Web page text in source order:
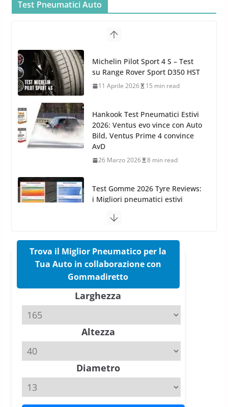
26 Marzo 2025 2 min read
Azoto
26 Marzo 2025 2 min read
Test Pneumatici Auto
Hankook Test Pneumatici Estivi
2026: Ventus evo vince con Auto
Bild, Ventus Prime 4 convince
Test Gomme 2026 Tyre Reviews:
i Migliori pneumatici estivi
sportivi a confronto
Pirelli Cinturato 2026: due
confermano il salto tecnico del
Pirelli P Zero Trofeo RS: per
slick da battere
Michelin Pilot Sport 4 S – Test
su Range Rover Sport D350 HST
11 Aprile 2026 15 min read
Trova il Miglior Pneumatico per la
Tua Auto in collaborazione con
Gommadiretto
Larghezza
Altezza
Diametro